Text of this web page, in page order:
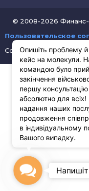
© 2008-2026
Пользовательское
Создание сайтовPluton
Contact
Опишіть проблему
кейс на молекули.
командою було
закінчення
першу
абсолютно для
надання наших
продовження
в індивідуальному
Вашого випадку.